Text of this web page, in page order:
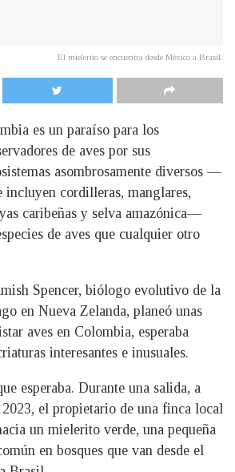
El mielerito se encuentra desde México a Brasil.
es un paraíso para los
de aves por sus
asombrosamente diversos —
incluyen cordilleras, manglares,
caribeñas y selva amazónica—
de aves que cualquier otro
Spencer, biólogo evolutivo de la
en Nueva Zelanda, planeó unas
aves en Colombia, esperaba
interesantes e inusuales.
esperaba. Durante una salida, a
el propietario de una finca local
un mielerito verde, una pequeña
en bosques que van desde el